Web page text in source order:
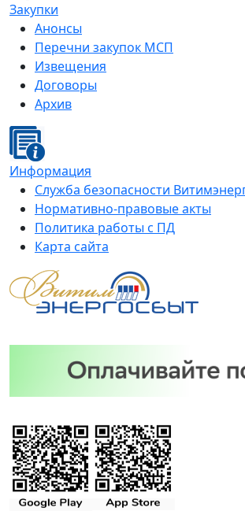
Закупки
Анонсы
Перечни закупок МСП
Извещения
Договоры
Архив
Информация
Служба безопасности
Нормативно-правовые акты
Политика работы с ПД
Карта сайта